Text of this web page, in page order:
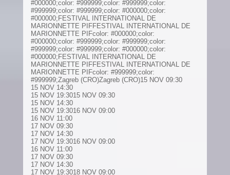
#000000;color: #999999;color: #999999;color:
#999999;color: #999999;color: #000000;color:
#000000;FESTIVAL INTERNATIONAL DE
MARIONNETTE PIFFESTIVAL INTERNATIONAL DE
MARIONNETTE PIFcolor: #000000;color:
#000000;color: #999999;color: #999999;color:
#999999;color: #999999;color: #000000;color:
#000000;FESTIVAL INTERNATIONAL DE
MARIONNETTE PIFFESTIVAL INTERNATIONAL DE
MARIONNETTE PIFcolor: #999999;color:
#999999;Zagreb (CRO)Zagreb (CRO)15 NOV 09:30
15 NOV 14:30
15 NOV 19:3015 NOV 09:30
15 NOV 14:30
15 NOV 19:3016 NOV 09:00
16 NOV 11:00
17 NOV 09:30
17 NOV 14:30
17 NOV 19:3016 NOV 09:00
16 NOV 11:00
17 NOV 09:30
17 NOV 14:30
17 NOV 19:3018 NOV 09:00